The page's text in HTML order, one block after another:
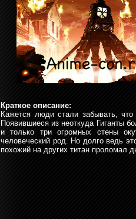
Краткое описание:
Кажется люди стали забывать,
Появившиеся из неоткуда Гиганты
и только три огромных стены
человеческий род. Но долго ведь
похожий на других титан проломал